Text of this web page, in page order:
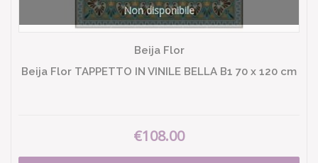
Non disponibile
Beija Flor
Beija Flor TAPPETTO IN VINILE BELLA B1 70 x 120 cm
€108.00